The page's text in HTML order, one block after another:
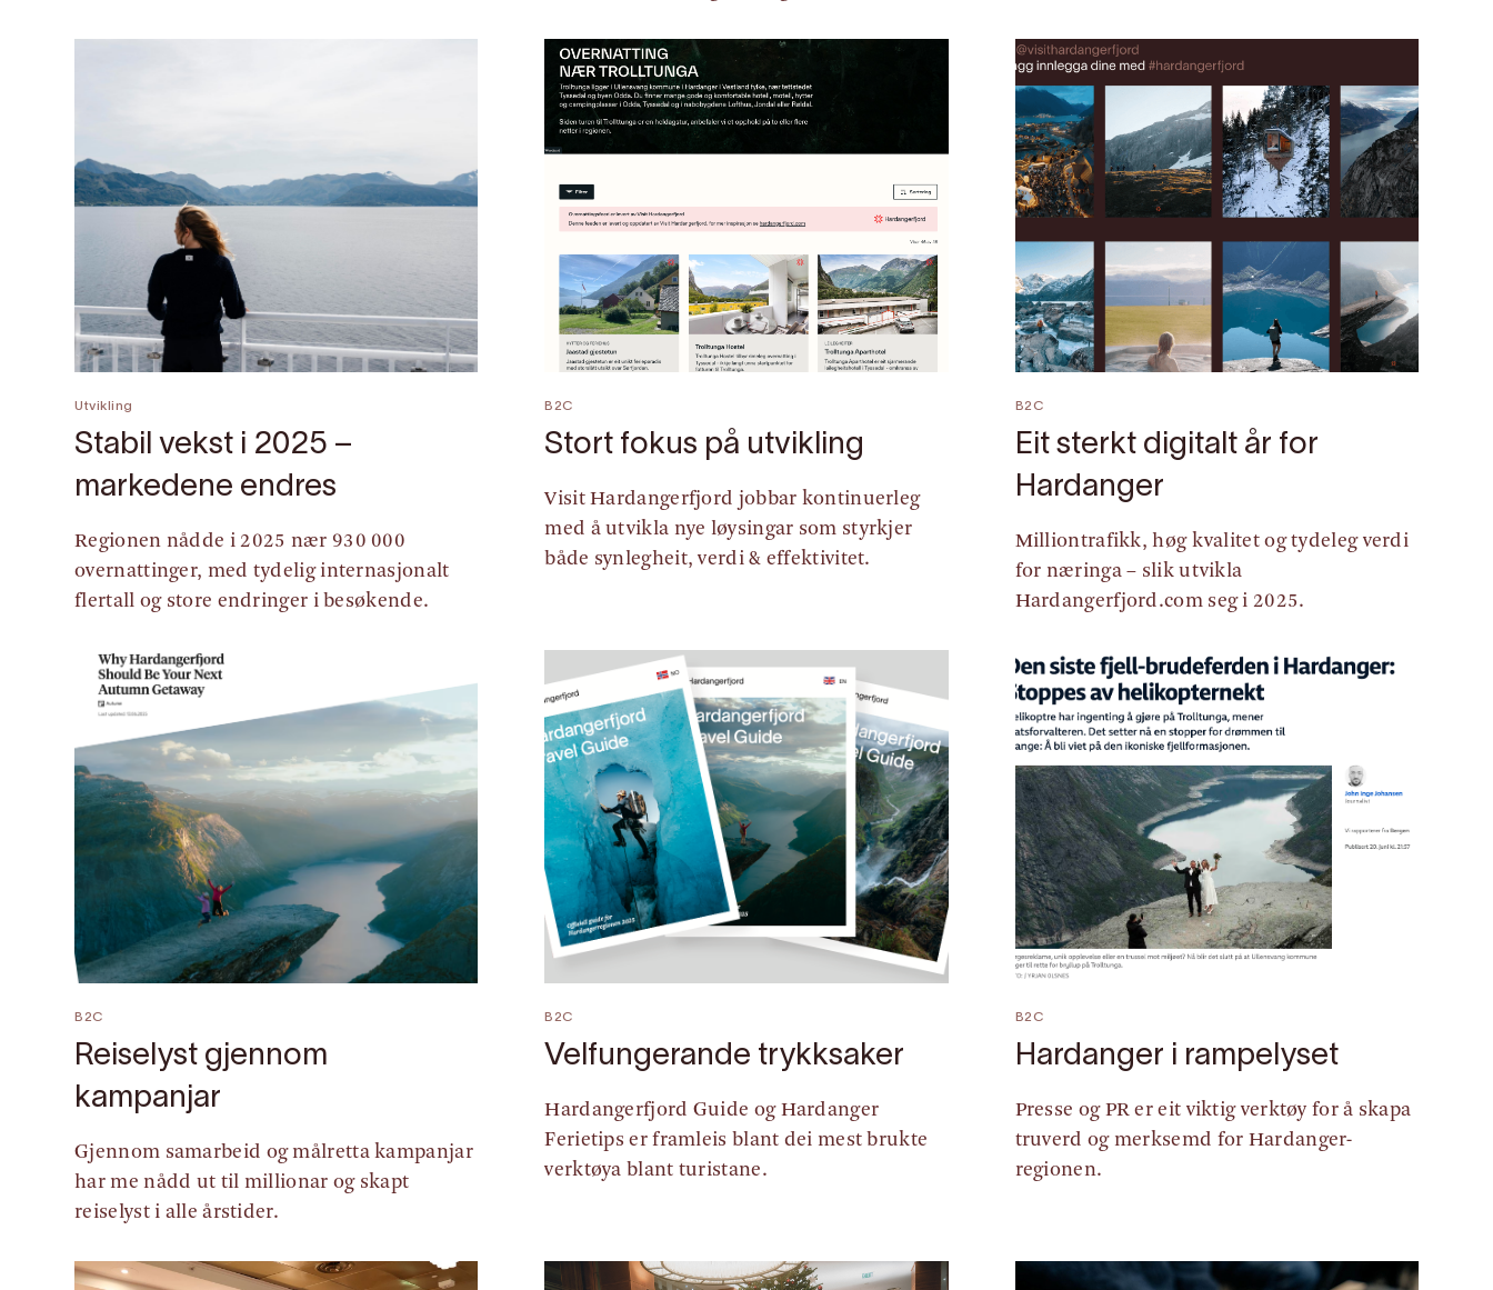
Utvikling
Stabil vekst i 2025 –
markedene endres
Regionen nådde i 2025 nær 930 000
overnattinger, med tydelig internasjonalt
flertall og store endringer i besøkende.
B2C
Stort fokus på utvikling
Visit Hardangerfjord jobbar kontinuerleg
med å utvikla nye løysingar som styrkjer
både synlegheit, verdi & effektivitet.
B2C
Eit sterkt digitalt år for
Hardanger
Milliontrafikk, høg kvalitet og tydeleg verdi
for næringa – slik utvikla
Hardangerfjord.com seg i 2025.
B2C
Reiselyst gjennom
kampanjar
Gjennom samarbeid og målretta kampanjar
har me nådd ut til millionar og skapt
reiselyst i alle årstider.
B2C
Velfungerande trykksaker
Hardangerfjord Guide og Hardanger
Ferietips er framleis blant dei mest brukte
verktøya blant turistane.
B2C
Hardanger i rampelyset
Presse og PR er eit viktig verktøy for å skapa
truverd og merksemd for Hardanger-
regionen.